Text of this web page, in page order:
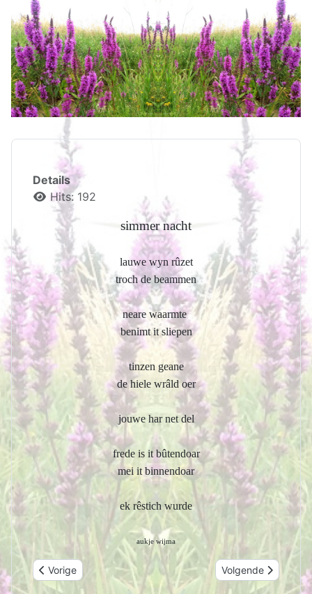
Details
Hits: 192
simmer nacht
lauwe wyn rûzet
troch de beammen
neare waarmte
benimt it sliepen
tinzen geane
de hiele wrâld oer
jouwe har net del
frede is it bûtendoar
mei it binnendoar
ek rêstich wurde
aukje wijma
Vorig artikel: Skoffelje
Vorige Volgende artikel:
Volgende